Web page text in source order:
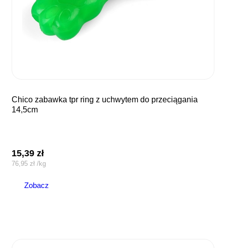
chico zabawka tpr ring z uchwytem do przeciągania
14,5cm
15,39zł
76,95 zł /kg
Zobacz